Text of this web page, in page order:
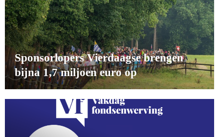
Sponsorlopers Vierdaagse brengen
bijna 1,7 miljoen euro op